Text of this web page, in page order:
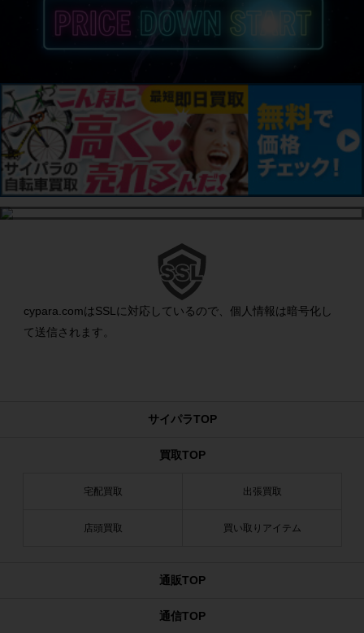
cypara.comはSSLに対応しているので、個人情報は暗号化し
て送信されます。
サイパラTOP
買取TOP
宅配買取 出張買取
店頭買取 買い取りアイテム
通販TOP
通信TOP